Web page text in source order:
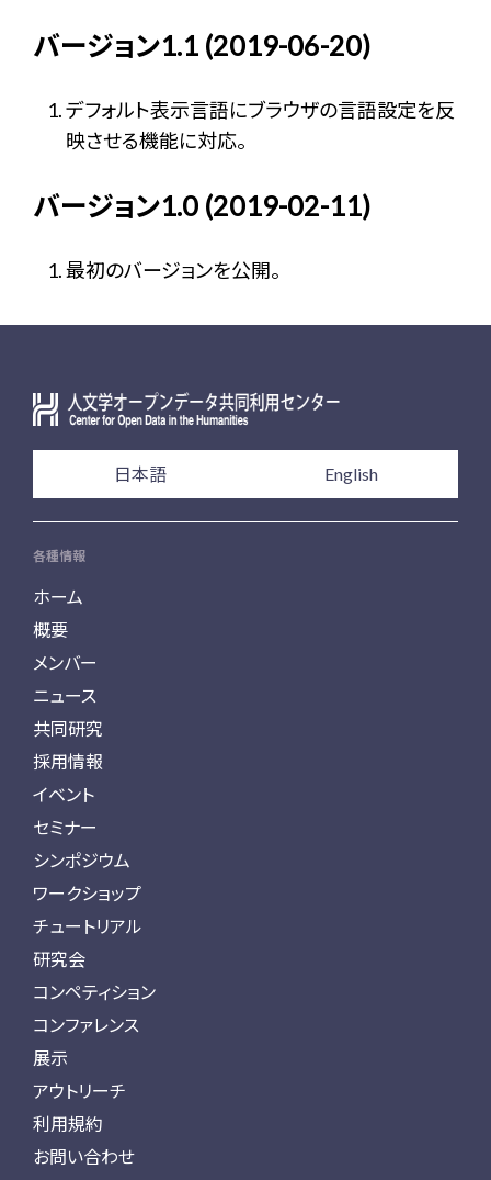
バージョン1.1 (2019-06-20)
デフォルト表示言語にブラウザの言語設定を反
映させる機能に対応。
バージョン1.0 (2019-02-11)
最初のバージョンを公開。
日本語 English
各種情報
ホーム
概要
メンバー
ニュース
共同研究
採用情報
イベント
セミナー
シンポジウム
ワークショップ
チュートリアル
研究会
コンペティション
コンファレンス
展示
アウトリーチ
利用規約
お問い合わせ